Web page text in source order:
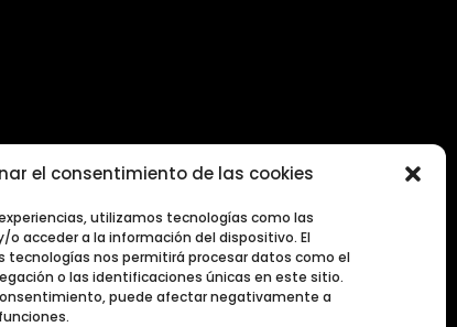
el consentimiento de las cookies
utilizamos tecnologías como las
o acceder a la información del dispositivo. El
nos permitirá procesar datos como el
o las identificaciones únicas en este sitio.
puede afectar negativamente a